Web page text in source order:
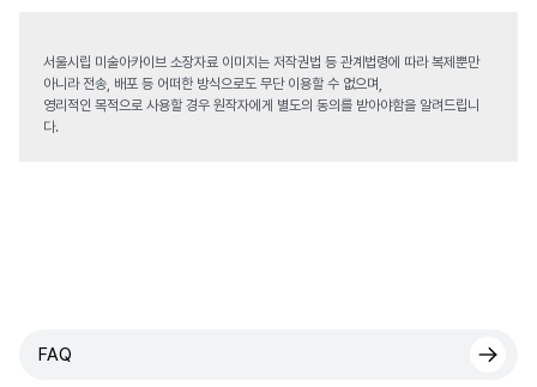
서울시립 미술아카이브 소장자료 이미지는 저작권법 등 관계법령에 따라 복제뿐만
아니라 전송, 배포 등 어떠한 방식으로도 무단 이용할 수 없으며,
영리적인 목적으로 사용할 경우 원작자에게 별도의 동의를 받아야함을 알려드립니
다.
FAQ